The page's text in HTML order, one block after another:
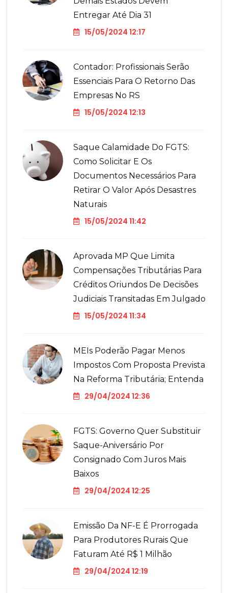
Entregar Até Dia 31
15/05/2024 12:17
Contador: Profissionais Serão
Essenciais Para O Retorno Das
Empresas No RS
15/05/2024 12:13
Saque Calamidade Do FGTS:
Como Solicitar E Os
Documentos Necessários Para
Retirar O Valor Após Desastres
Naturais
15/05/2024 11:42
Aprovada MP Que Limita
Compensações Tributárias Para
Créditos Oriundos De Decisões
Judiciais Transitadas Em Julgado
15/05/2024 11:34
MEIs Poderão Pagar Menos
Impostos Com Proposta Prevista
Na Reforma Tributária; Entenda
29/04/2024 12:36
FGTS: Governo Quer Substituir
Saque-Aniversário Por
Consignado Com Juros Mais
Baixos
29/04/2024 12:25
Emissão Da NF-E É Prorrogada
Para Produtores Rurais Que
Faturam Até R$ 1 Milhão
29/04/2024 12:19